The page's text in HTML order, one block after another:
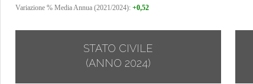
Variazione % Media Annua (2021/2024): +0,52
STATO CIVILE
(ANNO 2024)